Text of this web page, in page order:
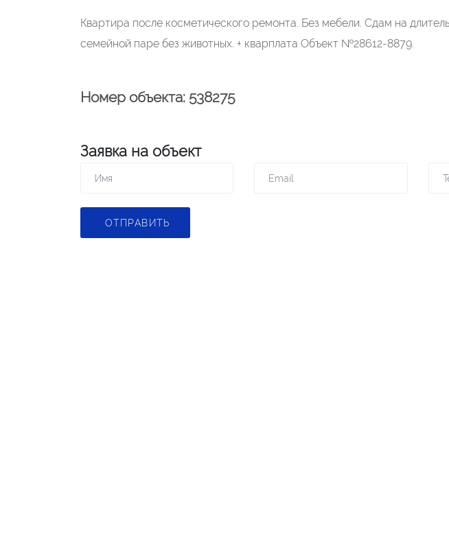
Квартира после косметического ремонта. Без мебели. Сдам на
семейной паре без животных. + кварплата Объект №28612-8879.
Номер объекта: 538275
Заявка на объект
ОТПРАВИТЬ